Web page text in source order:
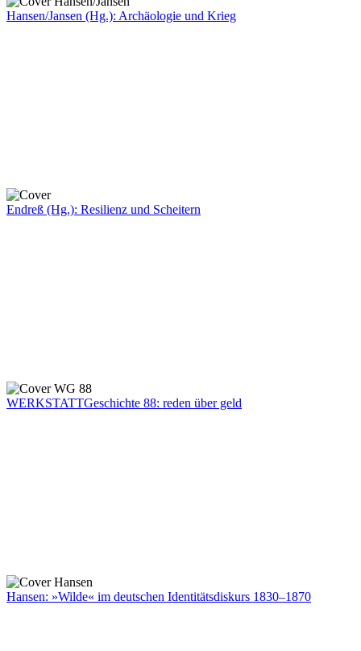
Hansen/Jansen (Hg.): Archäologie und Krieg
Endreß (Hg.): Resilienz und Scheitern
WERKSTATTGeschichte 88: reden über geld
Hansen: »Wilde« im deutschen Identitätsdiskurs 1830–1870